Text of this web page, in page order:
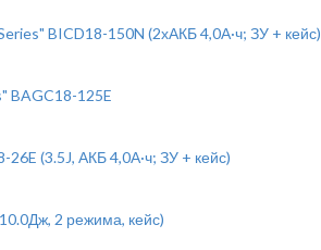
BICD18-150N (2хАКБ 4,0А·ч; ЗУ + кейс)
BAGC18-125E
(3.5J, АКБ 4,0А·ч; ЗУ + кейс)
2 режима, кейс)